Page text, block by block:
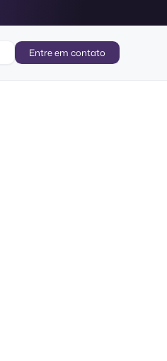
Entre em contato